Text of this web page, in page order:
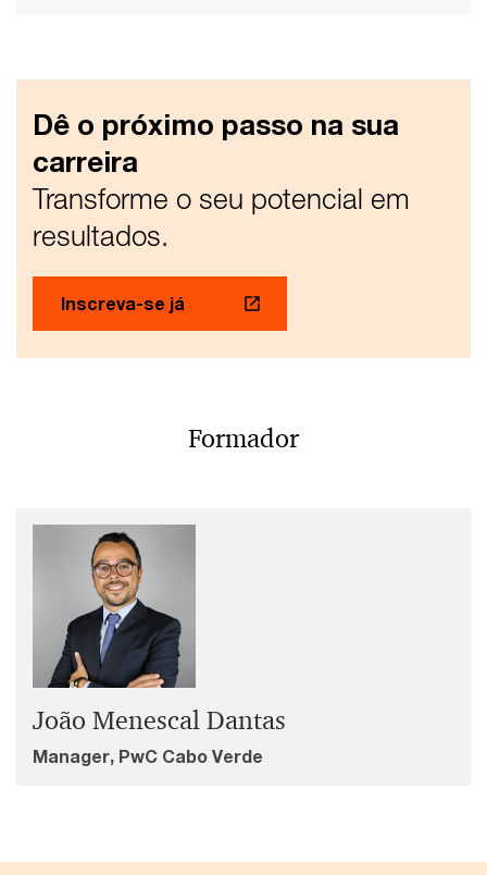
Dê o próximo passo na sua
carreira
Transforme o seu potencial em
resultados.
Inscreva-se já
Formador
João Menescal Dantas
Manager, PwC Cabo Verde